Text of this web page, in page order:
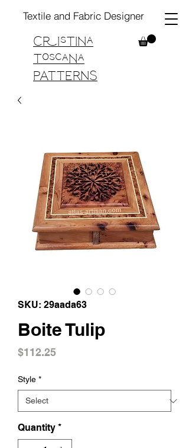
Cristina
Toscana
PATTERNS
Textile and Fabric Designer
SKU: 29aada63
Boite Tulip
$112.25Price
Style *
Quantity *